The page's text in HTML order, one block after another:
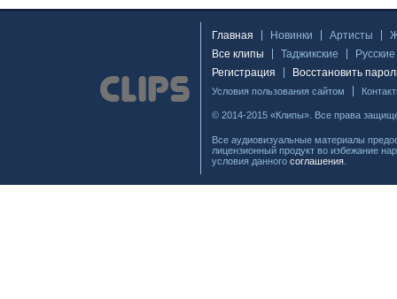
Главная Новинки Артисты
Все клипы
Таджикские
Русские
Регистрация
Восстановить
Условия пользования сайтом
© 2014-2015 «Клипы». Все права
Все аудиовизуальные материалы
лицензионный продукт во избежание
условия данного соглашения